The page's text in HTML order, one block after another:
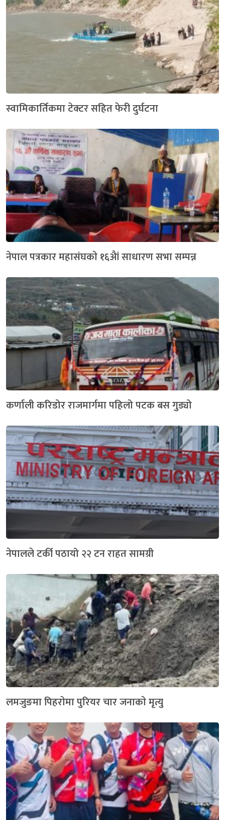
स्वामिकार्तिकमा टेक्टर सहित फेरी दुर्घटना
नेपाल पत्रकार महासंघकाे १६अैां साधारण सभा सम्पन्न
कर्णाली करिडोर राजमार्गमा पहिलो पटक बस गुड्यो
नेपालले टर्की पठायो २२ टन राहत सामग्री
लमजुङमा पिहराेमा पुरियर चार जनाकाे मृत्यु